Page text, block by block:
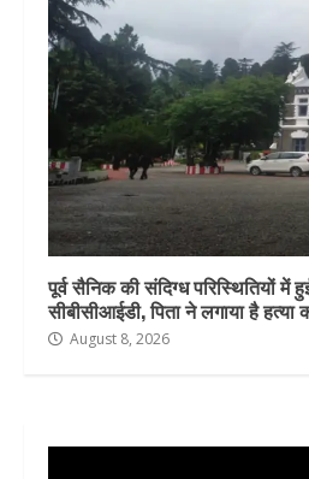
पूर्व सैनिक की संदिग्ध परिस्थितियों में
सीबीसीआईडी, पिता ने लगाया है हत्या
August 8, 2026